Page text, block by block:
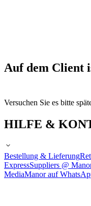
Auf dem Client
Versuchen Sie es bitte
HILFE &
Bestellung & Lieferung
ExpressSuppliers @
MediaManor auf